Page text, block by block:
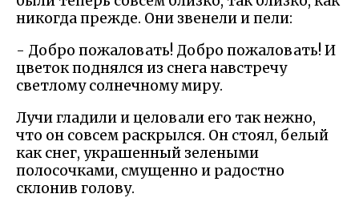
никогда прежде. Они звенели и пели:
- Добро пожаловать! Добро пожаловать! И
цветок поднялся из снега навстречу
светлому солнечному миру.
Лучи гладили и целовали его так нежно,
что он совсем раскрылся. Он стоял, белый
как снег, украшенный зелеными
полосочками, смущенно и радостно
склонив голову.